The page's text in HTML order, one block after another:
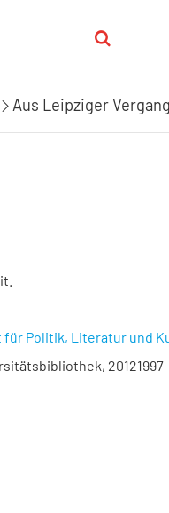
Aus Leipziger
Politik, Literatur und
20121997